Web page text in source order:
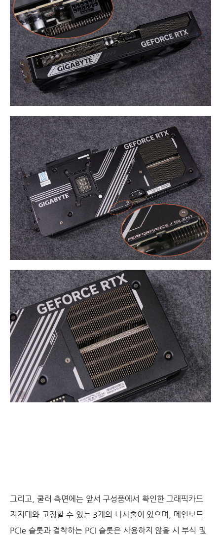
그리고, 쿨러 측면에는 앞서 구성품에서 확인한 그래픽카드
지지대와 고정할 수 있는 3개의 나사홀이 있으며, 메인보드
PCIe 슬롯과 결착하는 PCI 슬롯은 사용하지 않을 시 부식 및